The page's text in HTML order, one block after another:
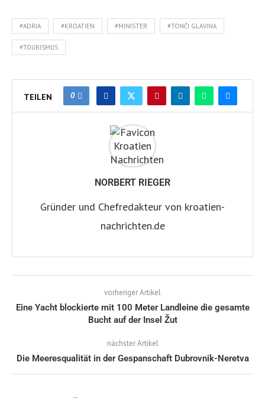
#ADRIA #KROATIEN #MINISTER #TONČI GLAVINA
#TOURISMUS
TEILEN 0
NORBERT RIEGER
Gründer und Chefredakteur von kroatien-
nachrichten.de
vorheriger Artikel
Eine Yacht blockierte mit 100 Meter Landleine die gesamte
Bucht auf der Insel Žut
nächster Artikel
Die Meeresqualität in der Gespanschaft Dubrovnik-Neretva